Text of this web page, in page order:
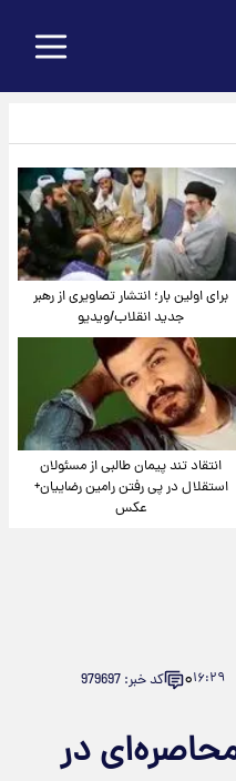
برای اولین بار؛ انتشار تصاویری از رهبر
جدید انقلاب/ویدیو
انتقاد تند پیمان طالبی از مسئولان
استقلال در پی رفتن رامین رضاییان+
عکس
۱۶:۲۹۰ کد خبر: 979697
در